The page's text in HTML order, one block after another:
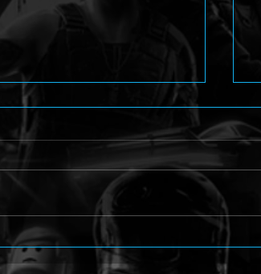
Arcade Shoot'em Up
Caladrius 2/Dark Element